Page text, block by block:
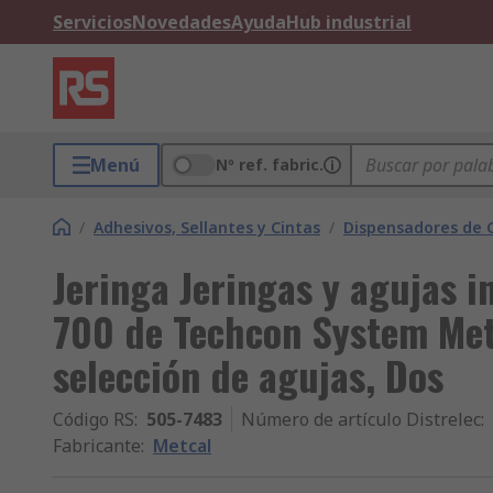
ServiciosNovedadesAyudaHub industrial
Menú Nº ref. fabric.
/ Adhesivos, Sellantes y Cintas / Dispensadores de
Jeringa Jeringas y agujas
700 de Techcon System
selección de agujas, Dos
Código RS: 505-7483 Número de artículo Distrelec:
Fabricante: Metcal